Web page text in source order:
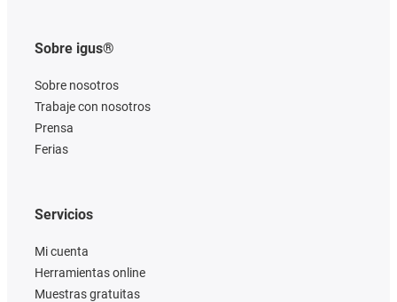
Sobre igus®
Sobre nosotros
Trabaje con nosotros
Prensa
Ferias
Servicios
Mi cuenta
Herramientas online
Muestras gratuitas